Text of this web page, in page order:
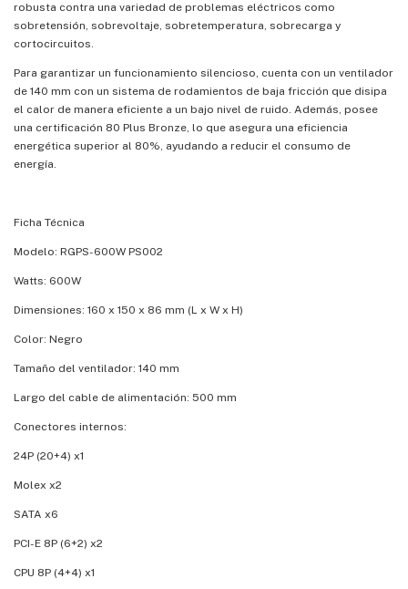
robusta contra una variedad de problemas eléctricos como
sobretensión, sobrevoltaje, sobretemperatura, sobrecarga y
cortocircuitos.
Para garantizar un funcionamiento silencioso, cuenta con un ventilador
de 140 mm con un sistema de rodamientos de baja fricción que disipa
el calor de manera eficiente a un bajo nivel de ruido. Además, posee
una certificación 80 Plus Bronze, lo que asegura una eficiencia
energética superior al 80%, ayudando a reducir el consumo de
energía.
Ficha Técnica
Modelo: RGPS-600W PS002
Watts: 600W
Dimensiones: 160 x 150 x 86 mm (L x W x H)
Color: Negro
Tamaño del ventilador: 140 mm
Largo del cable de alimentación: 500 mm
Conectores internos:
24P (20+4) x1
Molex x2
SATA x6
PCI-E 8P (6+2) x2
CPU 8P (4+4) x1